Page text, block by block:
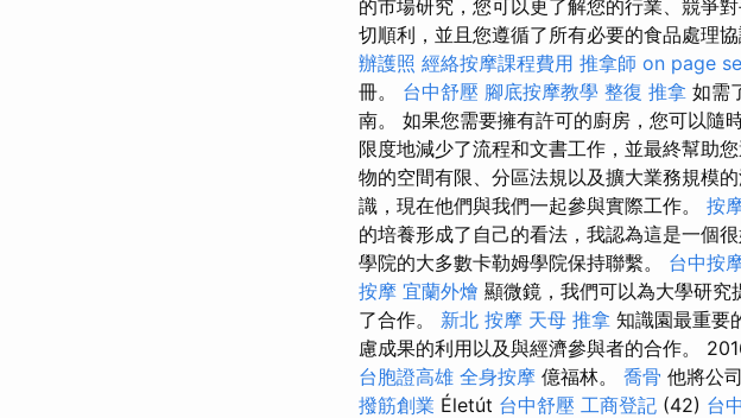
的市場研究，您可以更了解您的行業、競爭
切順利，並且您遵循了所有必要的食品處理
辦護照 經絡按摩課程費用 推拿師 on page
冊。 台中舒壓 腳底按摩教學 整復 推拿 如需
南。 如果您需要擁有許可的廚房，您可以隨
限度地減少了流程和文書工作，並最終幫助
物的空間有限、分區法規以及擴大業務規模
識，現在他們與我們一起參與實際工作。 按
的培養形成了自己的看法，我認為這是一個很
學院的大多數卡勒姆學院保持聯繫。 台中按
按摩 宜蘭外燴 顯微鏡，我們可以為大學研究
了合作。 新北 按摩 天母 推拿 知識園最重要
慮成果的利用以及與經濟參與者的合作。
台胞證高雄 全身按摩 億福林。 喬骨 他將公
撥筋創業 Életút 台中舒壓 工商登記 (42) 台